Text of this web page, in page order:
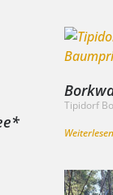
Tipidorf